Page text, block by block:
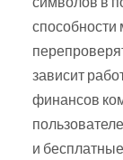
способности
зависит
финансов
и